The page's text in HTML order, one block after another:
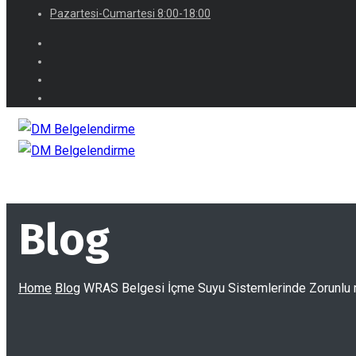
Pazartesi-Cumartesi 8:00-18:00
Blog
Home Blog WRAS Belgesi İçme Suyu Sistemlerinde Zorunlu